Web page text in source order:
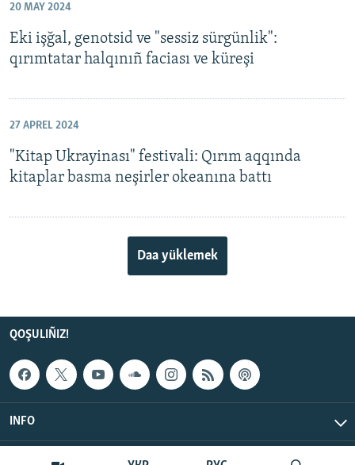
20 MAY 2024
Eki işğal, genotsid ve "sessiz sürgünlik":
qırımtatar halqınıñ faciası ve küreşi
27 APREL 2024
"Kitap Ukrayinası" festivali: Qırım aqqında
kitaplar basma neşirler okeanına battı
Daa yüklemek
QOŞULIÑIZ!
INFO